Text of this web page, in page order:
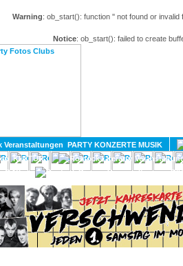
Warning: ob_start(): function '' not found or
Notice: ob_start(): failed to create
PARTY KONZERTE MUSIK
KULTUR
GAY